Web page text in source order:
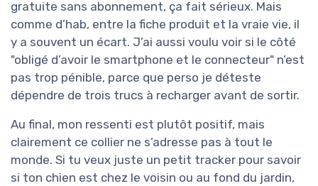
gratuite sans abonnement, ça fait sérieux. Mais
comme d’hab, entre la fiche produit et la vraie vie, il
y a souvent un écart. J’ai aussi voulu voir si le côté
"obligé d’avoir le smartphone et le connecteur" n’est
pas trop pénible, parce que perso je déteste
dépendre de trois trucs à recharger avant de sortir.
Au final, mon ressenti est plutôt positif, mais
clairement ce collier ne s’adresse pas à tout le
monde. Si tu veux juste un petit tracker pour savoir
si ton chien est chez le voisin ou au fond du jardin,